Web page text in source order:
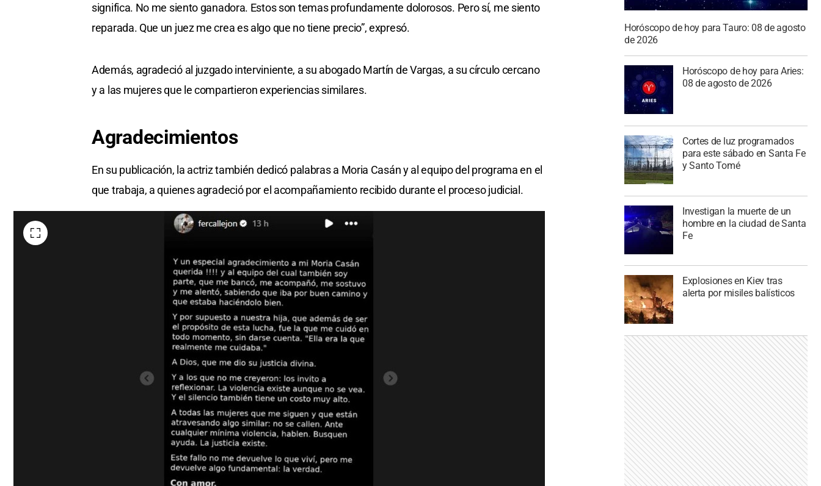
significa. No me siento ganadora. Estos son temas profundamente dolorosos. Pero sí, me siento
reparada. Que un juez me crea es algo que no tiene precio”, expresó.
Además, agradeció al juzgado interviniente, a su abogado Martín de Vargas, a su círculo cercano
y a las mujeres que le compartieron experiencias similares.
Agradecimientos
En su publicación, la actriz también dedicó palabras a Moria Casán y al equipo del programa en el
que trabaja, a quienes agradeció por el acompañamiento recibido durante el proceso judicial.
Horóscopo de hoy para Tauro: 08 de agosto
de 2026
Horóscopo de hoy para Aries:
08 de agosto de 2026
Cortes de luz programados
para este sábado en Santa Fe
y Santo Tomé
Investigan la muerte de un
hombre en la ciudad de Santa
Fe
Explosiones en Kiev tras
alerta por misiles balísticos